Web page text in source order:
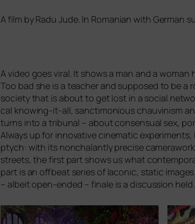
A film by Radu Jude. In Romanian with German
A video goes viral. It shows a man and a
Too bad she is a tea­cher and sup­po­sed to be
socie­ty that is about to get lost in a social
cal kno­wing-it-all, sanc­ti­mo­nious chau­vi­nism
turns into a tri­bu­nal – about con­sen­su­al sex,
Always up for inno­va­ti­ve cine­ma­tic
ptych: with its non­cha­lant­ly pre­cise
streets, the first part shows us what
part is an off­beat series of laco­nic, sta­tic
– albeit open-ended – fina­le is a dis­cus­sion